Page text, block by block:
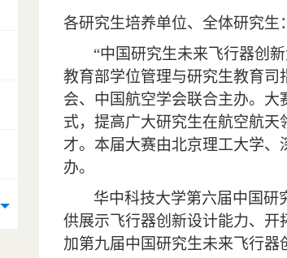
各研究生培养单位、全体研究生：
“中国研究生未来飞行器创
教育部学位管理与研究生教育
会、中国航空学会联合主办。大
式，提高广大研究生在航空航
才。本届大赛由北京理工大学
办。
华中科技大学第六届中国研
供展示飞行器创新设计能力、
加第九届中国研究生未来飞行器